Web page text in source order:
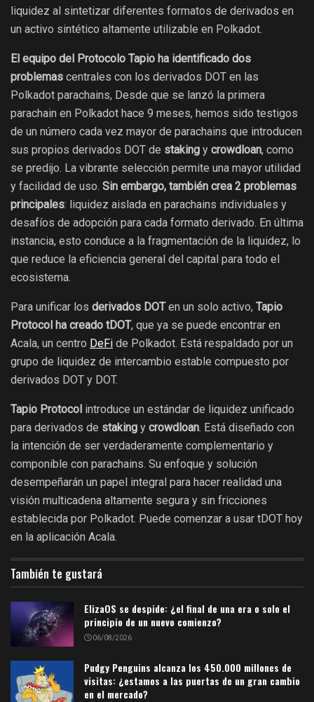
liquidez al sintetizar diferentes formatos de derivados en
un activo sintético altamente utilizable en Polkadot.
El equipo del Protocolo Tapio ha identificado dos
problemas centrales con los derivados DOT en las
Polkadot parachains, Desde que se lanzó la primera
parachain en Polkadot hace 9 meses, hemos sido testigos
de un número cada vez mayor de parachains que introducen
sus propios derivados DOT de staking y crowdloan, como
se predijo. La vibrante selección permite una mayor utilidad
y facilidad de uso. Sin embargo, también crea 2 problemas
principales: liquidez aislada en parachains individuales y
desafíos de adopción para cada formato derivado. En última
instancia, esto conduce a la fragmentación de la liquidez, lo
que reduce la eficiencia general del capital para todo el
ecosistema.
Para unificar los derivados DOTen un solo activo, Tapio
Protocol ha creado tDOT, que ya se puede encontrar en
Acala, un centro DeFi de Polkadot. Está respaldado por un
grupo de liquidez de intercambio estable compuesto por
derivados DOT y DOT.
Tapio Protocol introduce un estándar de liquidez unificado
para derivados de staking y crowdloan. Está diseñado con
la intención de ser verdaderamente complementario y
componible con parachains. Su enfoque y solución
desempeñarán un papel integral para hacer realidad una
visión multicadena altamente segura y sin fricciones
establecida por Polkadot. Puede comenzar a usar tDOT hoy
en la aplicación Acala.
También te gustará
ElizaOS se despide: ¿el final de una era o solo el
principio de un nuevo comienzo?
06/08/2026
Pudgy Penguins alcanza los 450.000 millones de
visitas: ¿estamos a las puertas de un gran cambio
en el mercado?